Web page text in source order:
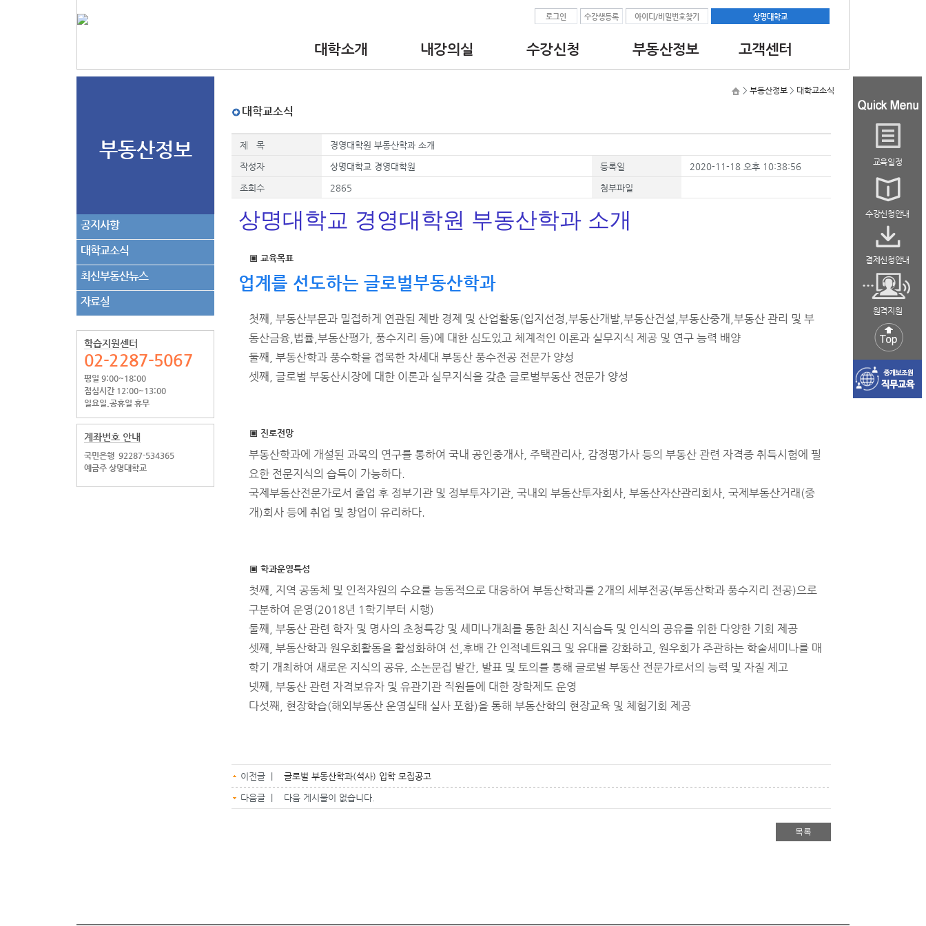
로그인 수강생등록 아이디/비밀번호찾기 상명대학교
대학소개
•인사말
내강의실
•수강중인교육과정
•결제정보
수강신청
• 공인중개사 교육과정 부동산정보
공지사항
고객센터
교육일정
수강신청안내
결제신청안내
원격지원
부동산정보
공지사항
대학교소식
최신부동산뉴스
자료실
학습지원센터
02-2287-5067
평일 9:00~18:00
점심시간 12:00~13:00
일요일.공휴일 휴무
계좌번호 안내
국민은행 92287-534365
예금주 상명대학교
> 부동산정보 > 대학교소식
대학교소식
제 목 경영대학원 부동산학과 소개
작성자 상명대학교 경영대학원 등록일 2020-11-18 오후 10:38:56
조회수 2865 첨부파일
상명대학교 경영대학원 부동산학과 소개
▣ 교육목표
업계를 선도하는 글로벌부동산학과
첫째, 부동산부문과 밀접하게 연관된 제반 경제 및 산업활동(입지선정,부동산개발,부동산건설,부동산중개,부동산 관리 및 부
동산금융,법률,부동산평가, 풍수지리 등)에 대한 심도있고 체계적인 이론과 실무지식 제공 및 연구 능력 배양
둘째, 부동산학과 풍수학을 접목한 차세대 부동산 풍수전공 전문가 양성
셋째, 글로벌 부동산시장에 대한 이론과 실무지식을 갖춘 글로벌부동산 전문가 양성
▣ 진로전망
부동산학과에 개설된 과목의 연구를 통하여 국내 공인중개사, 주택관리사, 감정평가사 등의 부동산 관련 자격증 취득시험에 필
요한 전문지식의 습득이 가능하다.
국제부동산전문가로서 졸업 후 정부기관 및 정부투자기관, 국내외 부동산투자회사, 부동산자산관리회사, 국제부동산거래(중
개)회사 등에 취업 및 창업이 유리하다.
▣ 학과운영특성
첫째, 지역 공동체 및 인적자원의 수요를 능동적으로 대응하여 부동산학과를 2개의 세부전공(부동산학과 풍수지리 전공)으로
구분하여 운영(2018년 1학기부터 시행)
둘째, 부동산 관련 학자 및 명사의 초청특강 및 세미나개최를 통한 최신 지식습득 및 인식의 공유를 위한 다양한 기회 제공
셋째, 부동산학과 원우회활동을 활성화하여 선,후배 간 인적네트워크 및 유대를 강화하고, 원우회가 주관하는 학술세미나를 매
학기 개최하여 새로운 지식의 공유, 소논문집 발간, 발표 및 토의를 통해 글로벌 부동산 전문가로서의 능력 및 자질 제고
넷째, 부동산 관련 자격보유자 및 유관기관 직원들에 대한 장학제도 운영
다섯째, 현장학습(해외부동산 운영실태 실사 포함)을 통해 부동산학의 현장교육 및 체험기회 제공
이전글 | 글로벌 부동산학과(석사) 입학 모집공고
다음글 | 다음 게시물이 없습니다.
목록